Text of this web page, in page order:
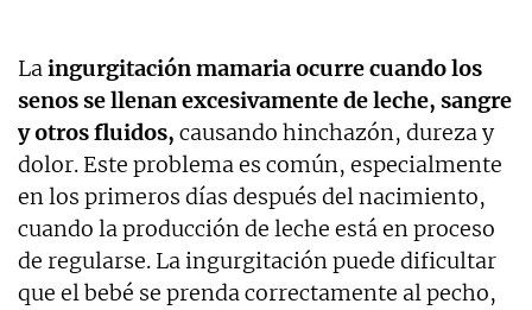
Laingurgitación mamaria ocurre cuando los
senos se llenan excesivamente de leche, sangre
y otros fluidos, causando hinchazón, dureza y
dolor. Este problema es común, especialmente
en los primeros días después del nacimiento,
cuando la producción de leche está en proceso
de regularse. La ingurgitación puede dificultar
que el bebé se prenda correctamente al pecho,